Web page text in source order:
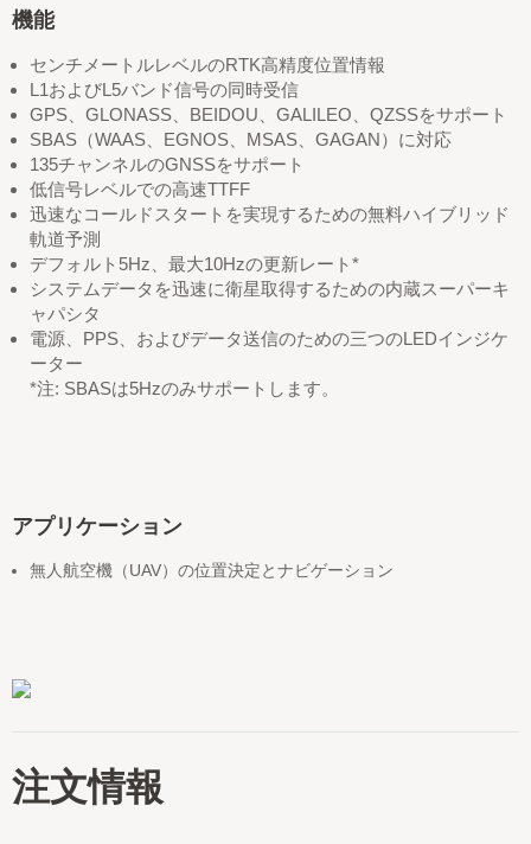
機能
センチメートルレベルのRTK高精度位置情報
L1およびL5バンド信号の同時受信
GPS、GLONASS、BEIDOU、GALILEO、QZSSをサポート
SBAS（WAAS、EGNOS、MSAS、GAGAN）に対応
135チャンネルのGNSSをサポート
低信号レベルでの高速TTFF
迅速なコールドスタートを実現するための無料ハイブリッド
軌道予測
デフォルト5Hz、最大10Hzの更新レート*
システムデータを迅速に衛星取得するための内蔵スーパーキ
ャパシタ
電源、PPS、およびデータ送信のための三つのLEDインジケ
ーター
*注: SBASは5Hzのみサポートします。
アプリケーション
無人航空機（UAV）の位置決定とナビゲーション
注文情報